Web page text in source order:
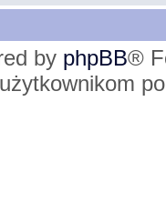
by phpBB®